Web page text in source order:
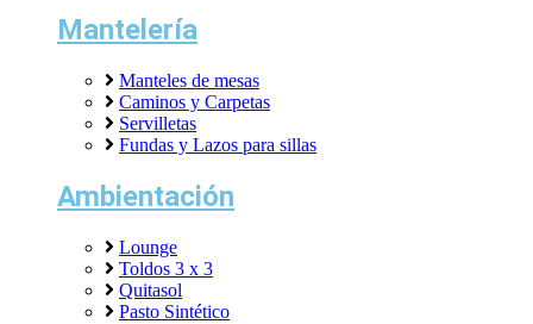
Mantelería
Manteles de mesas
Caminos y Carpetas
Servilletas
Fundas y Lazos para sillas
Ambientación
Lounge
Toldos 3 x 3
Quitasol
Pasto Sintético